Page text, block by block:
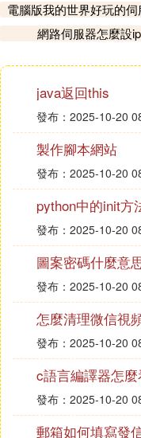
首次發布需要設置
安全支付合作，需
戶】作為收款賬戶
商品在1小時內審核
7. 交易貓時空
應該是你賣的那個
訴別人所有的信息
話，應該能解除吧？
8. 想買個倩女
台上怎麼沒有
號，我的伺服
去新開的伺服器，
一定修為給銀兩的
9. 賣伺服器是
他是賣伺服器硬體
電腦版我的世界好玩的伺
網路伺服器怎麼設ip
java返回this
發布：2025-10-20
製作腳本網站
發布：2025-10-20
python中的init方
發布：2025-10-20
圖案密碼什麼意
發布：2025-10-20
怎麼清理微信視
發布：2025-10-20
c語言編譯器怎
發布：2025-10-20
郵箱如何填寫發